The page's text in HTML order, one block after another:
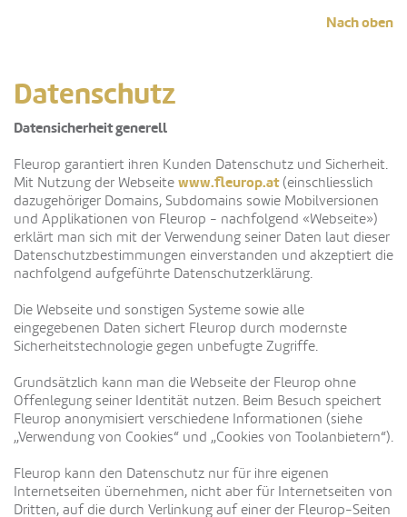
Nach oben
Datenschutz
Datensicherheit generell
Fleurop garantiert ihren Kunden Datenschutz und Sicherheit.
Mit Nutzung der Webseite www.fleurop.at(einschliesslich
dazugehöriger Domains, Subdomains sowie Mobilversionen
und Applikationen von Fleurop - nachfolgend «Webseite»)
erklärt man sich mit der Verwendung seiner Daten laut dieser
Datenschutzbestimmungen einverstanden und akzeptiert die
nachfolgend aufgeführte Datenschutzerklärung.
Die Webseite und sonstigen Systeme sowie alle
eingegebenen Daten sichert Fleurop durch modernste
Sicherheitstechnologie gegen unbefugte Zugriffe.
Grundsätzlich kann man die Webseite der Fleurop ohne
Offenlegung seiner Identität nutzen. Beim Besuch speichert
Fleurop anonymisiert verschiedene Informationen (siehe
„Verwendung von Cookies“ und „Cookies von Toolanbietern“).
Fleurop kann den Datenschutz nur für ihre eigenen
Internetseiten übernehmen, nicht aber für Internetseiten von
Dritten, auf die durch Verlinkung auf einer der Fleurop-Seiten